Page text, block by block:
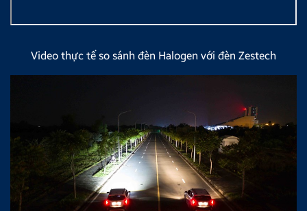
Video thực tế so sánh đèn Halogen với đèn Zestech